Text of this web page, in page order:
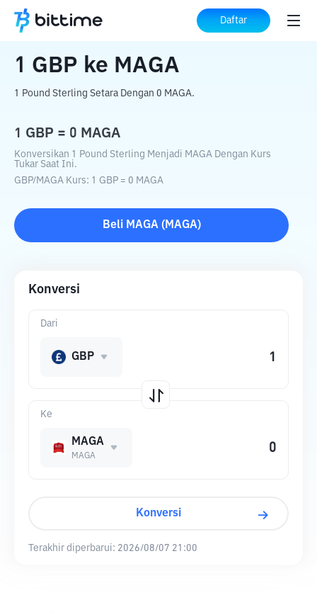
Daftar
Beranda Konverter Kripto ke MAGA
1 GBP ke MAGA
1 Pound Sterling Setara Dengan 0 MAGA.
1 GBP = 0 MAGA
Konversikan 1 Pound Sterling Menjadi MAGA Dengan Kurs
Tukar Saat Ini.
GBP/MAGA Kurs: 1 GBP = 0 MAGA
Beli MAGA( MAGA)
Konversi
Ke
MAGA
MAGA
Dari
GBP
Konversi
Terakhir diperbarui: 2026/08/07 21:00